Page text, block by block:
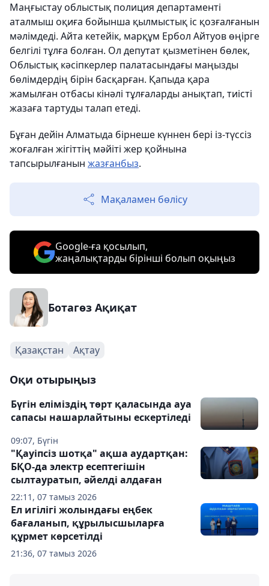
Маңғыстау облыстық полиция департаменті
аталмыш оқиға бойынша қылмыстық іс қозғалғанын
мәлімдеді. Айта кетейік, марқұм Ербол Айтуов өңірге
белгілі тұлға болған. Ол депутат қызметінен бөлек,
Облыстық кәсіпкерлер палатасындағы маңызды
бөлімдердің бірін басқарған. Қапыда қара
жамылған отбасы кінәлі тұлғаларды анықтап, тиісті
жазаға тартуды талап етеді.
Бұған дейін Алматыда бірнеше күннен бері із-түссіз
жоғалған жігіттің мәйіті жер қойнына
тапсырылғанын жазғанбыз.
Мақаламен бөлісу
Google-ға қосылып,
жаңалықтарды бірінші болып оқыңыз
Ботагөз Ақиқат
Қазақстан Ақтау
Оқи отырыңыз
09:07, Бүгін
Бүгін еліміздің төрт қаласында ауа
сапасы нашарлайтыны ескертіледі
22:11, 07 тамыз 2026
"Қауіпсіз шотқа" ақша аудартқан:
БҚО-да электр есептегішін
сылтауратып, әйелді алдаған
21:36, 07 тамыз 2026
Ел игілігі жолындағы еңбек
бағаланып, құрылысшыларға
құрмет көрсетілді